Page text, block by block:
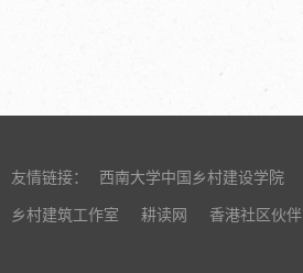
友情链接： 西南大学中国乡村建设学院
乡村建筑工作室 耕读网 香港社区伙伴